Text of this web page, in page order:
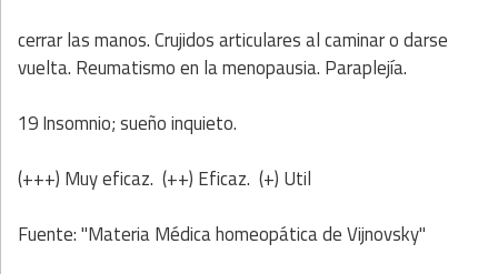
cerrar las manos. Crujidos articulares al caminar o darse
vuelta. Reumatismo en la menopausia. Paraplejía.
19 Insomnio; sueño inquieto.
(+++) Muy eficaz. (++) Eficaz. (+) Util
Fuente: "Materia Médica homeopática de Vijnovsky"